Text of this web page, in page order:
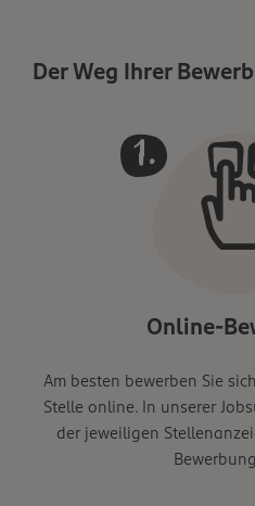
Der Weg Ihrer
Online-
Am besten bewerben Sie
Stelle online. In unserer
der jeweiligen